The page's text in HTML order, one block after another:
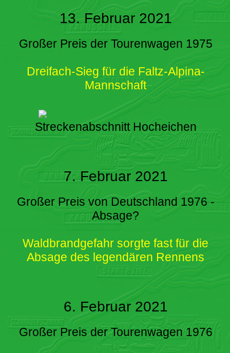
13. Februar 2021
Großer Preis der Tourenwagen 1975
Dreifach-Sieg für die Faltz-Alpina-
Mannschaft
Streckenabschnitt Hocheichen
7. Februar 2021
Großer Preis von Deutschland 1976 -
Absage?
Waldbrandgefahr sorgte fast für die
Absage des legendären Rennens
6. Februar 2021
Großer Preis der Tourenwagen 1976